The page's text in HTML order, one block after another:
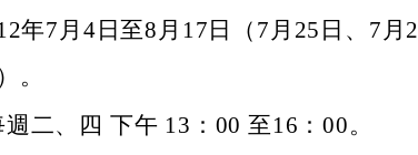
年7月4日至8月17日（7月25日、7月2
。
二、四 下午 13：00 至16：00。